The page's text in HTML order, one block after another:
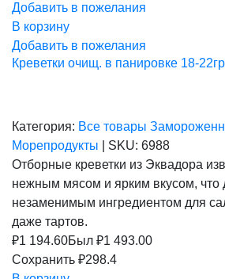
Добавить в пожелания
В корзину
Добавить в пожелания
Креветки очищ. в панировке 18-
Категория: Все товары
Морепродукты
SKU: 6988
Отборные креветки из Эквадора
нежным мясом и ярким вкусом, что
незаменимым ингредиентом для
даже тартов.
₽1 194.60Был ₽1 493.00
Сохранить ₽298.4